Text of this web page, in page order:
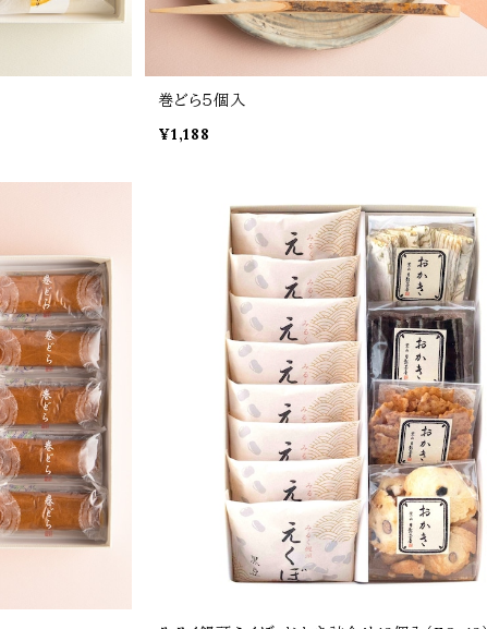
巻どら５個入
¥1,188